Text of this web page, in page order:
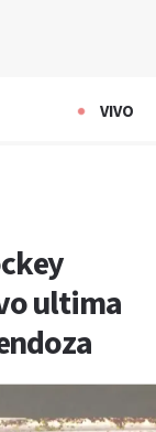
VIVO
ultima